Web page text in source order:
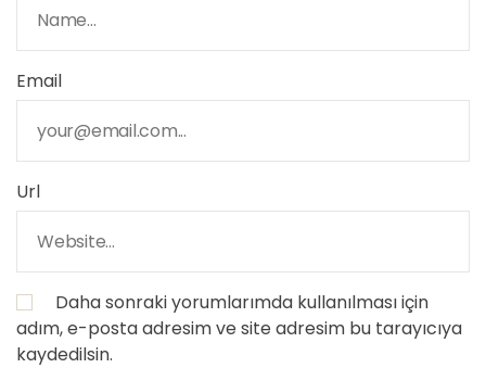
Email
Url
Daha sonraki yorumlarımda kullanılması için
adım, e-posta adresim ve site adresim bu tarayıcıya
kaydedilsin.